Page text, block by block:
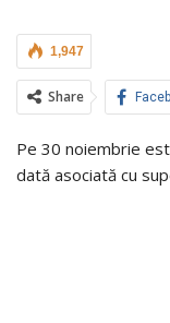
1,947
Share
Pe 30 noiembrie
dată asociată cu